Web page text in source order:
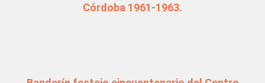
Córdoba 1961-1963.